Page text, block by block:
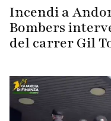
Incendi a
Bombers
del carrer Gil